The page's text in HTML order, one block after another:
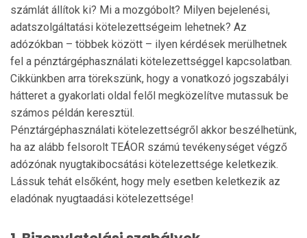
számlát állítok ki? Mi a mozgóbolt? Milyen bejelenési,
adatszolgáltatási kötelezettségeim lehet­nek? Az
adózókban – többek között – ilyen kérdések merülhetnek
fel a pénztárgéphasználati kötelezett­séggel kapcsolatban.
Cikkünkben arra törekszünk, hogy a vonatkozó jogszabályi
hátteret a gyakorlati ol­dal felől megközelítve mutassuk be
számos példán ke­resztül.
Pénztárgéphasználati kötelezettségről akkor be­szél­he­tünk,
ha az alább felsorolt TEÁOR számú te­vékenységet végző
adózónak nyugtakibocsátási kötelezettsége keletkezik.
Lássuk tehát elsőként, hogy mely esetben keletkezik az
eladónak nyugta­adá­si kötelezettsége!